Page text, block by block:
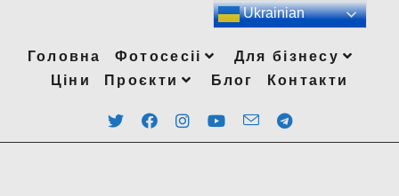
Головна Фотосесіі
Для бізнесу
Ціни
Проєкти Блог Контакти
Ukrainian